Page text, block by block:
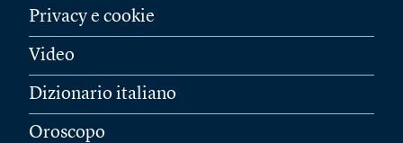
Privacy e cookie
Video
Dizionario italiano
Oroscopo